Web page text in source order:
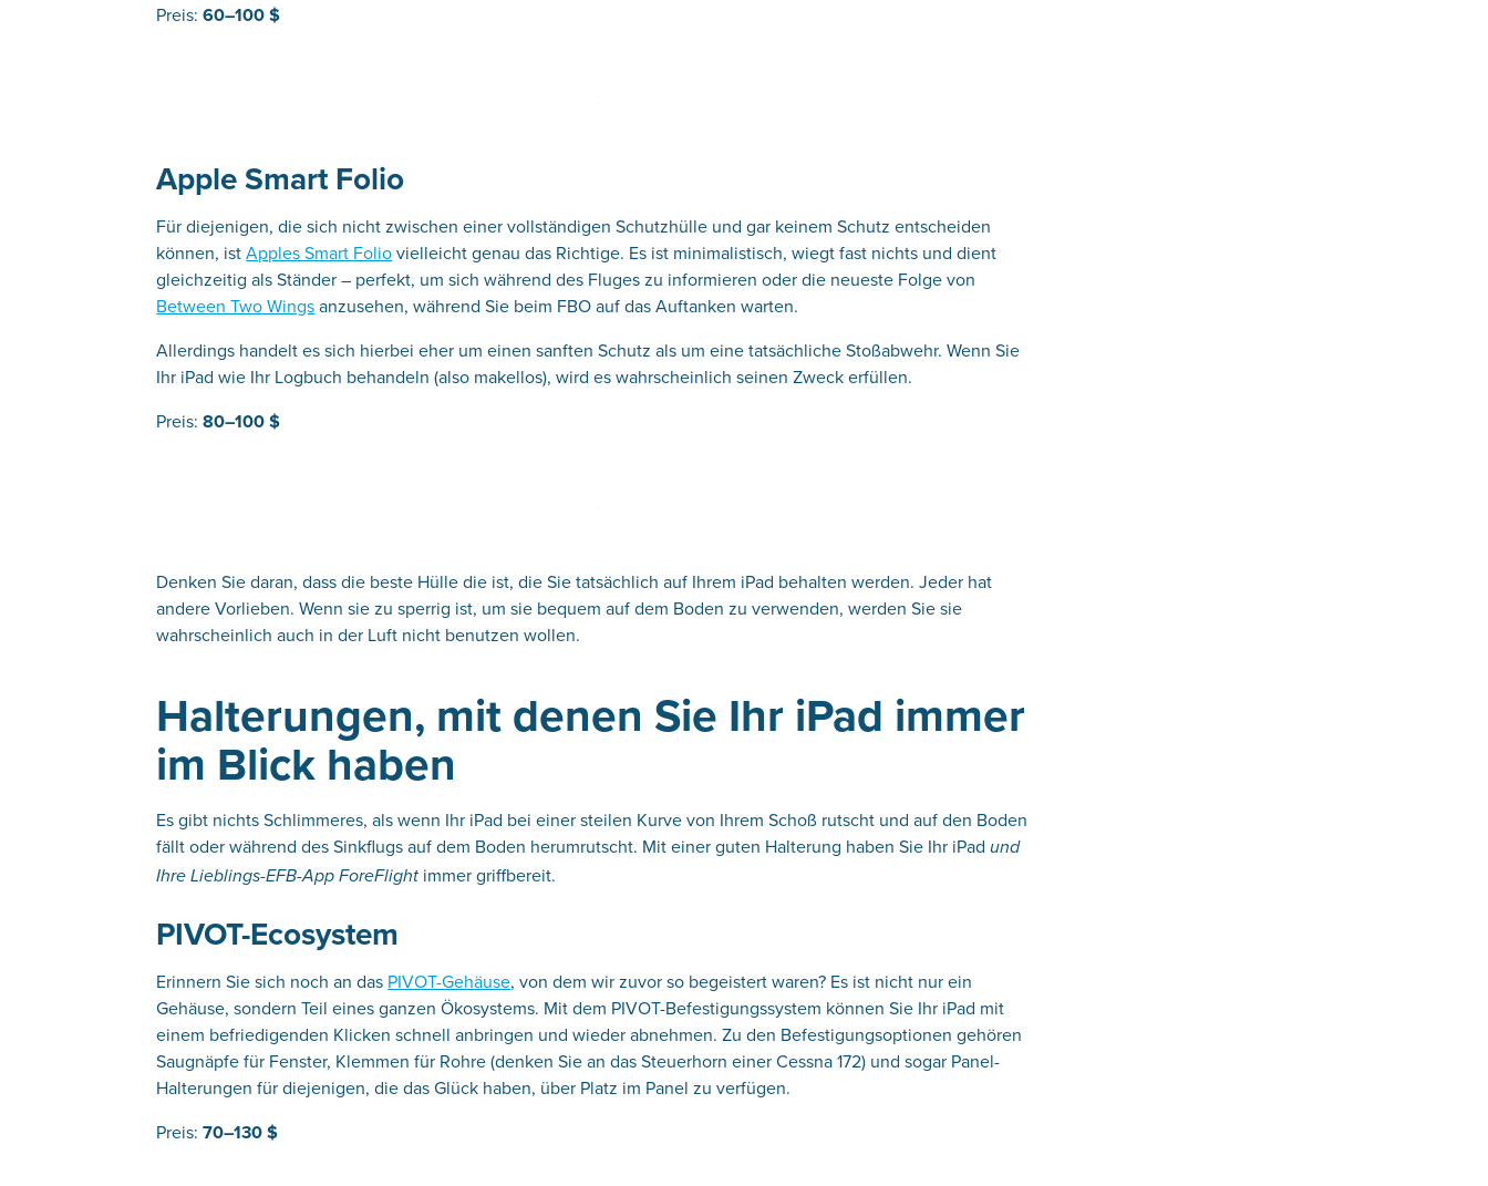
Preis:60–100 $
Apple Smart Folio
Für diejenigen, die sich nicht zwischen einer vollständigen Schutzhülle und gar keinem Schutz entscheiden
können, istApples Smart Foliovielleicht genau das Richtige. Es ist minimalistisch, wiegt fast nichts und dient
gleichzeitig als Ständer – perfekt, um sich während des Fluges zu informieren oder die neueste Folge von
Between Two Wingsanzusehen, während Sie beim FBO auf das Auftanken warten.
Allerdings handelt es sich hierbei eher um einen sanften Schutz als um eine tatsächliche Stoßabwehr. Wenn Sie
Ihr iPad wie Ihr Logbuch behandeln (also makellos), wird es wahrscheinlich seinen Zweck erfüllen.
Preis:80–100 $
Denken Sie daran, dass die beste Hülle die ist, die Sie tatsächlich auf Ihrem iPad behalten werden. Jeder hat
andere Vorlieben. Wenn sie zu sperrig ist, um sie bequem auf dem Boden zu verwenden, werden Sie sie
wahrscheinlich auch in der Luft nicht benutzen wollen.
Halterungen, mit denen Sie Ihr iPad immer
im Blick haben
Es gibt nichts Schlimmeres, als wenn Ihr iPad bei einer steilen Kurve von Ihrem Schoß rutscht und auf den Boden
fällt oder während des Sinkflugs auf dem Boden herumrutscht. Mit einer guten Halterung haben Sie Ihr iPadund
Ihre Lieblings-EFB-App ForeFlight immer griffbereit.
PIVOT-Ecosystem
Erinnern Sie sich noch an das PIVOT-Gehäuse, von dem wir zuvor so begeistert waren? Es ist nicht nur ein
Gehäuse, sondern Teil eines ganzen Ökosystems. Mit dem PIVOT-Befestigungssystem können Sie Ihr iPad mit
einem befriedigenden Klicken schnell anbringen und wieder abnehmen. Zu den Befestigungsoptionen gehören
Saugnäpfe für Fenster, Klemmen für Rohre (denken Sie an das Steuerhorn einer Cessna 172) und sogar Panel-
Halterungen für diejenigen, die das Glück haben, über Platz im Panel zu verfügen.
Preis:70–130 $